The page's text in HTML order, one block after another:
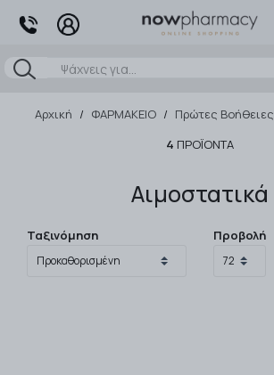
Αναζήτηση
Αρχική / ΦΑΡΜΑΚΕΙΟ / Πρώτες Βοήθειες
4 ΠΡΟΪΌΝΤΑ
Αιμοστατικά
Ταξινόμηση
Προβολή